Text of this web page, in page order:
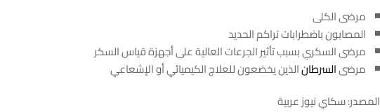
مرضى الكلى
المصابون باضطرابات تراكم الحديد
مرضى السكري بسبب تأثير الجرعات العالية على أجهزة قياس السكر
مرضىالسرطانالذين يخضعون للعلاج الكيميائي أو الإشعاعي
المصدر: سكاي نيوز عربية